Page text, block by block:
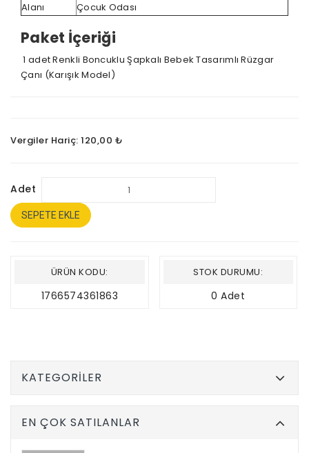
Alanı
Çocuk Odası
Paket İçeriği
1 adet Renkli Boncuklu Şapkalı Bebek Tasarımlı Rüzgar
Çanı (Karışık Model)
Vergiler Hariç: 120,00 ₺
Adet
SEPETE EKLE
ÜRÜN KODU:
1766574361863
STOK DURUMU:
0 Adet
KATEGORILER
EN ÇOK SATILANLAR